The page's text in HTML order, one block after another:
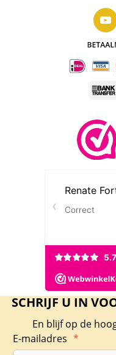
SCHRIJF U IN
En blijf op de
E-mailadres *